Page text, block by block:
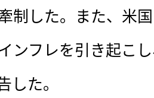
制した。また、米
ンフレを引き起こ
した。